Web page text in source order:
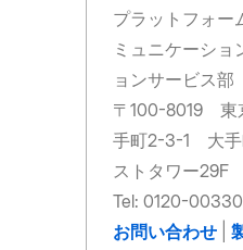
プラットフォー
ミュニケーショ
ョンサービス部
〒100-8019 東
手町2-3-1 大手
ストタワー29F
Tel: 0120-
お問い合わせ|